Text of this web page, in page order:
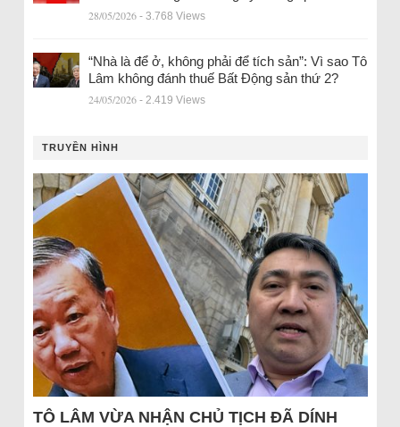
28/05/2026 - 3.768 Views
“Nhà là để ở, không phải để tích sản”: Vì sao Tô
Lâm không đánh thuế Bất Động sản thứ 2?
24/05/2026 - 2.419 Views
TRUYỀN HÌNH
TÔ LÂM VỪA NHẬN CHỦ TỊCH ĐÃ DÍNH